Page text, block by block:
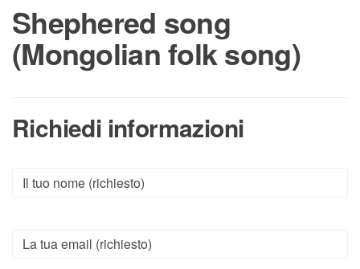
Shephered song
(Mongolian folk song)
Richiedi informazioni